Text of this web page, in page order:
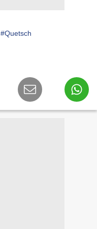
#Quetsch